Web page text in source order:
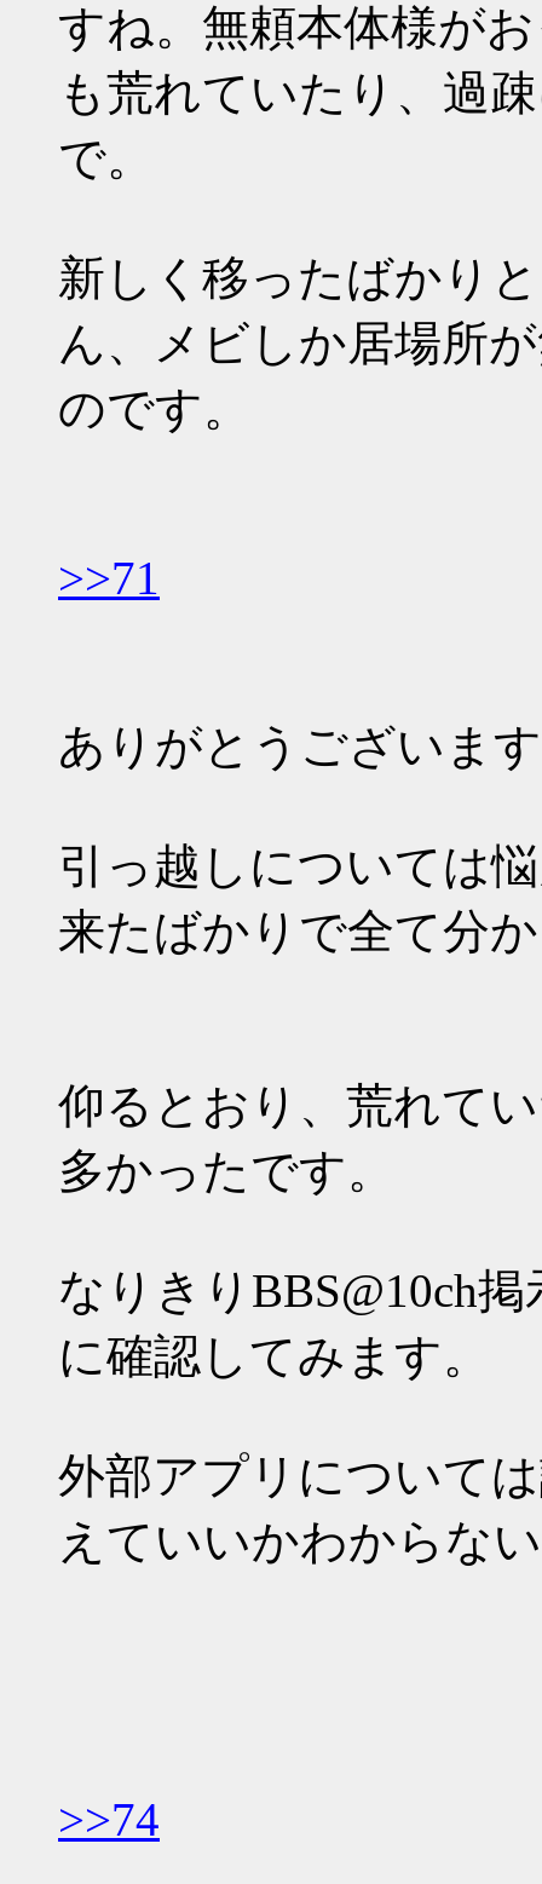
すね。無頼本体様が
も荒れていたり、過
で。
新しく移ったばかり
ん、メビしか居場所
のです。
>>71
ありがとうございま
引っ越しについては
来たばかりで全て分
仰るとおり、荒れて
多かったです。
なりきりBBS@10ch
に確認してみます。
外部アプリについて
えていいかわからな
>>74